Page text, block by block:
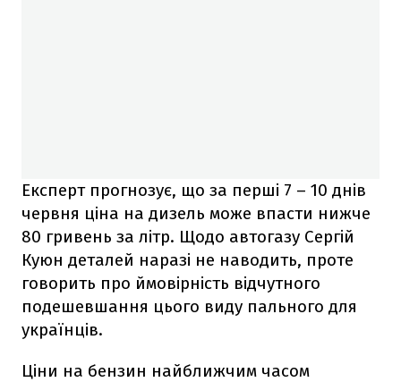
Експерт прогнозує, що за перші 7 – 10 днів
червня ціна на дизель може впасти нижче
80 гривень за літр. Щодо автогазу Сергій
Куюн деталей наразі не наводить, проте
говорить про ймовірність відчутного
подешевшання цього виду пального для
українців.
Ціни на бензин найближчим часом